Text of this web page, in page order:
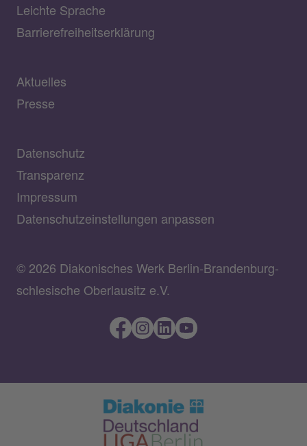
Leichte Sprache
Barrierefreiheitserklärung
Aktuelles
Presse
Datenschutz
Transparenz
Impressum
Datenschutzeinstellungen anpassen
© 2026 Diakonisches Werk Berlin-Brandenburg-
schlesische Oberlausitz e.V.